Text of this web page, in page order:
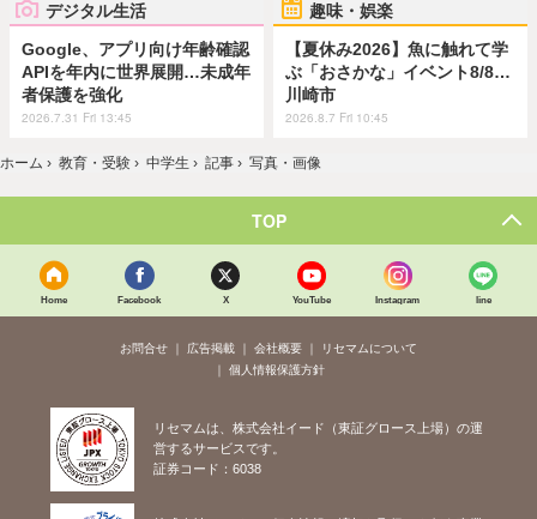
デジタル生活
Google、アプリ向け年齢確認
APIを年内に世界展開…未成年
者保護を強化
2026.7.31 Fri 13:45
趣味・娯楽
【夏休み2026】魚に触れて学
ぶ「おさかな」イベント8/8…
川崎市
2026.8.7 Fri 10:45
ホーム › 教育・受験 › 中学生 › 記事 › 写真・画像
TOP
Home Facebook X YouTube Instagram line
お問合せ 広告掲載 会社概要
リセマムについて
個人情報保護方針
リセマムは、株式会社イード（東証グロース上場）の運
営するサービスです。
証券コード：6038